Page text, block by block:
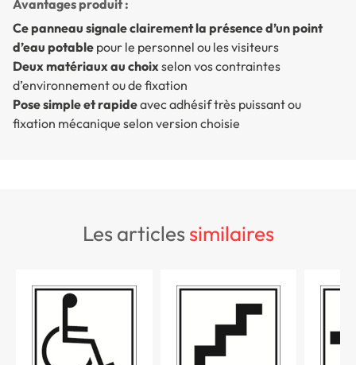
Avantages produit :
Ce panneau signale clairement la présence d’un point
d’eau potable pour le personnel ou les visiteurs
Deux matériaux au choixselon vos contraintes
d’environnement ou de fixation
Pose simple et rapideavec adhésif très puissant ou
fixation mécanique selon version choisie
les articlessimilaires